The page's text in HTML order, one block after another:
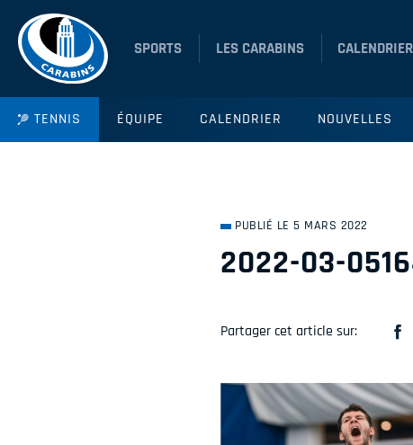
SPORTS LES CARABINS CALENDRIER
TENNIS ÉQUIPE CALENDRIER NOUVELLES
PUBLIÉ LE 5 MARS 2022
2022-03-
Partager cet article sur: